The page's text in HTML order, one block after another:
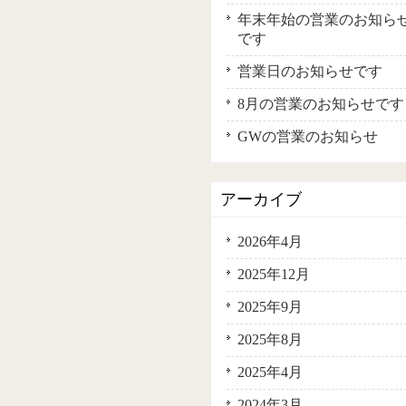
年末年始の営業のお知ら
です
営業日のお知らせです
8月の営業のお知らせです
GWの営業のお知らせ
アーカイブ
2026年4月
2025年12月
2025年9月
2025年8月
2025年4月